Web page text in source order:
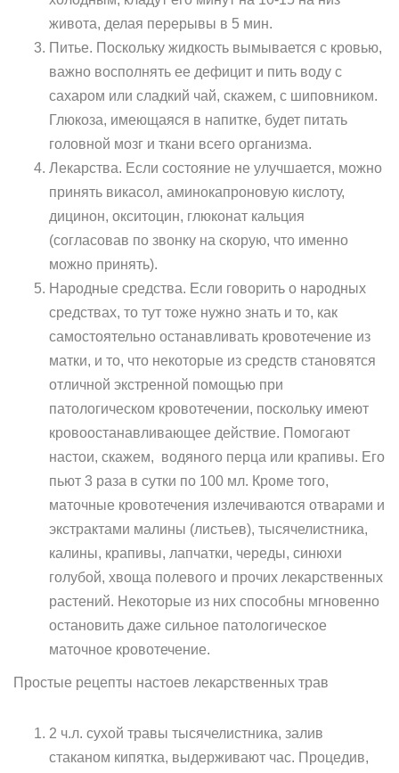
живота, делая перерывы в 5 мин.
Питье. Поскольку жидкость вымывается с кровью,
важно восполнять ее дефицит и пить воду с
сахаром или сладкий чай, скажем, с шиповником.
Глюкоза, имеющаяся в напитке, будет питать
головной мозг и ткани всего организма.
Лекарства. Если состояние не улучшается, можно
принять викасол, аминокапроновую кислоту,
дицинон, окситоцин, глюконат кальция
(согласовав по звонку на скорую, что именно
можно принять).
Народные средства. Если говорить о народных
средствах, то тут тоже нужно знать и то, как
самостоятельно останавливать кровотечение из
матки, и то, что некоторые из средств становятся
отличной экстренной помощью при
патологическом кровотечении, поскольку имеют
кровоостанавливающее действие. Помогают
настои, скажем, водяного перца или крапивы. Его
пьют 3 раза в сутки по 100 мл. Кроме того,
маточные кровотечения излечиваются отварами и
экстрактами малины (листьев), тысячелистника,
калины, крапивы, лапчатки, череды, синюхи
голубой, хвоща полевого и прочих лекарственных
растений. Некоторые из них способны мгновенно
остановить даже сильное патологическое
маточное кровотечение.
Простые рецепты настоев лекарственных трав
2 ч.л. сухой травы тысячелистника, залив
стаканом кипятка, выдерживают час. Процедив,